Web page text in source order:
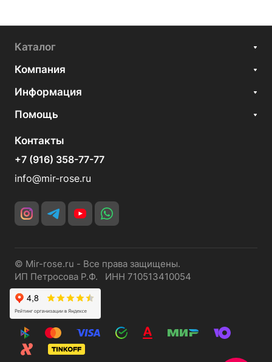
Каталог
Компания
Информация
Помощь
Контакты
+7 (916) 358-77-77
info@mir-rose.ru
© Mir-rose.ru - Все права защищены.
ИП Петросова Р.Ф. ИНН 710513410054